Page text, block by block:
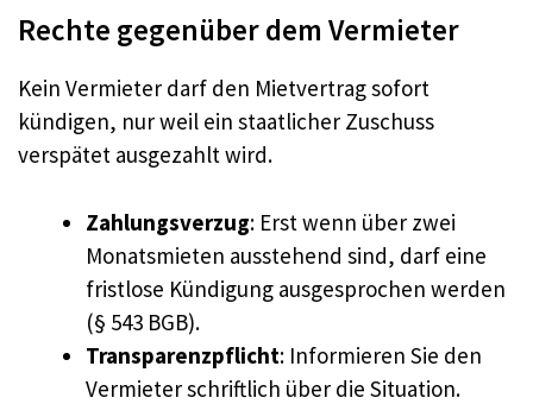
Rechte gegenüber dem Vermieter
Kein Vermieter darf den Mietvertrag sofort
kündigen, nur weil ein staatlicher Zuschuss
verspätet ausgezahlt wird.
Zahlungsverzug: Erst wenn über zwei
Monatsmieten ausstehend sind, darf eine
fristlose Kündigung ausgesprochen werden
(§ 543 BGB).
Transparenzpflicht: Informieren Sie den
Vermieter schriftlich über die Situation.